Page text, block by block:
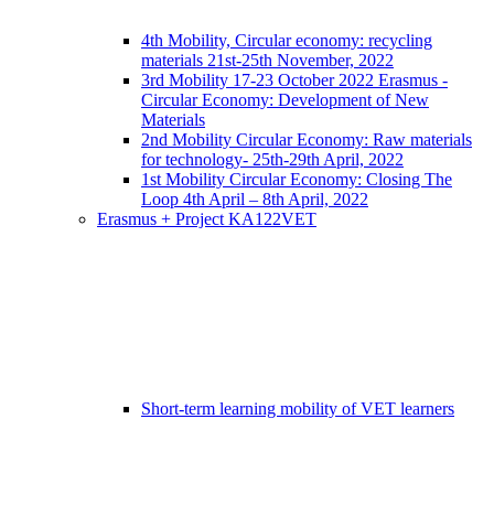
4th Mobility, Circular economy: recycling
materials 21st-25th November, 2022
3rd Mobility 17-23 October 2022 Erasmus -
Circular Economy: Development of New
Materials
2nd Mobility Circular Economy: Raw materials
for technology- 25th-29th April, 2022
1st Mobility Circular Economy: Closing The
Loop 4th April – 8th April, 2022
Erasmus + Project KA122VET
Short-term learning mobility of VET learners